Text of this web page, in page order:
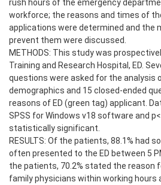
rush hours of the emergency
workforce; the reasons and times of
applications were determined and the
prevent them were discussed.
METHODS: This study was
Training and Research Hospital, ED.
questions were asked for the analysis
demographics and 15 closed-ended
reasons of ED (green tag) applicant.
SPSS for Windows v18 software and
statistically significant.
RESULTS: Of the patients, 88.1% had
often presented to the ED between 5
the patients, 70.2% stated the reason
family physicians within working hours